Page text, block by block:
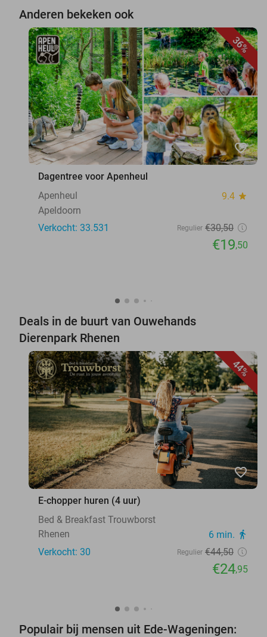
Anderen bekeken ook
36%
favorite_border
Dagentree voor Apenheul
Apenheul
9.4 star
Apeldoorn
Verkocht: 33.531
Regulier €30,50
€19,50
Deals in de buurt van Ouwehands
Dierenpark Rhenen
44%
favorite_border
E-chopper huren (4 uur)
Bed & Breakfast Trouwborst
Rhenen
6 min. directions_walk
Verkocht: 30 Regulier €44,50
€24,95
Populair bij mensen uit Ede-Wageningen: